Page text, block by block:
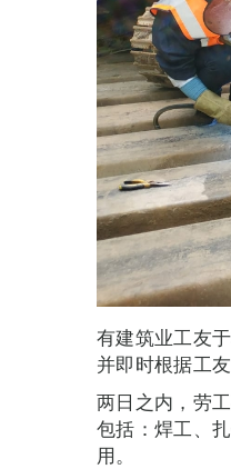
有建筑业工友
并即时根据工
两日之内，劳
包括：焊工、
用。